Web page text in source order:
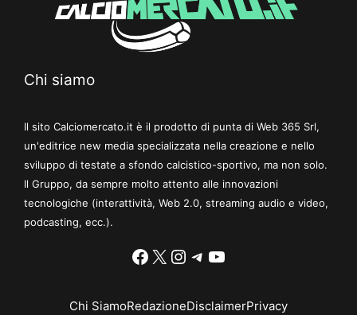
Chi siamo
Il sito Calciomercato.it è il prodotto di punta di Web 365 Srl,
un'editrice new media specializzata nella creazione e nello
sviluppo di testate a sfondo calcistico-sportivo, ma non solo.
Il Gruppo, da sempre molto attento alle innovazioni
tecnologiche (interattività, Web 2.0, streaming audio e video,
podcasting, ecc.).
Facebook
X Instagram
Telegram
YouTube
Chi SiamoRedazioneDisclaimerPrivacy